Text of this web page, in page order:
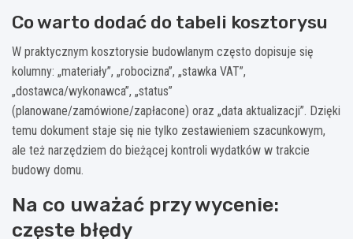
Co warto dodać do tabeli kosztorysu
W praktycznym kosztorysie budowlanym często dopisuje się
kolumny: „materiały”, „robocizna”, „stawka VAT”,
„dostawca/wykonawca”, „status”
(planowane/zamówione/zapłacone) oraz „data aktualizacji”. Dzięki
temu dokument staje się nie tylko zestawieniem szacunkowym,
ale też narzędziem do bieżącej kontroli wydatków w trakcie
budowy domu.
Na co uważać przy wycenie:
częste błędy